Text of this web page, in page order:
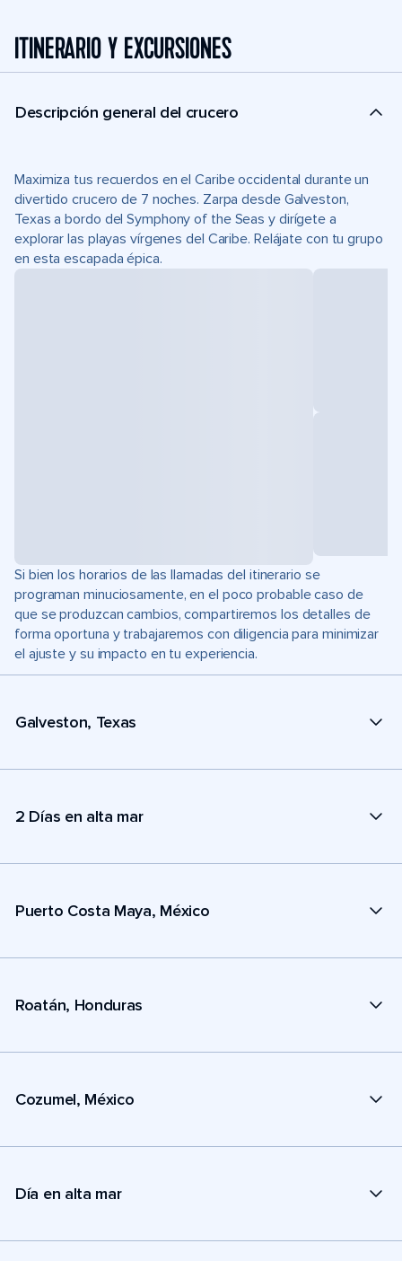
ITINERARIO Y EXCURSIONES
Descripción general del crucero
Maximiza tus recuerdos en el Caribe occidental durante un
divertido crucero de 7 noches. Zarpa desde Galveston,
Texas a bordo del Symphony of the Seas y dirígete a
explorar las playas vírgenes del Caribe. Relájate con tu grupo
en esta escapada épica.
Si bien los horarios de las llamadas del itinerario se
programan minuciosamente, en el poco probable caso de
que se produzcan cambios, compartiremos los detalles de
forma oportuna y trabajaremos con diligencia para minimizar
el ajuste y su impacto en tu experiencia.
Galveston, Texas
2 Días en alta mar
Puerto Costa Maya, México
Roatán, Honduras
Cozumel, México
Día en alta mar